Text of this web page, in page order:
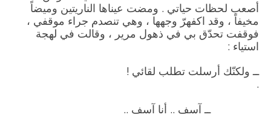
أصعب لحظات حياتي . ومضت عيناها الناريتين وميضاً
مخيفاً ، وقد اكفهرّ وجهها ، وهي تنصدم جراء موقفي ،
فوقفت تحدّق بي في ذهول مرير ، وقالت في لهجة
استياء :
ــ ولكنّك أرسلت تطلب لقائي !
.
ــ آسف .. أنا آسف ..